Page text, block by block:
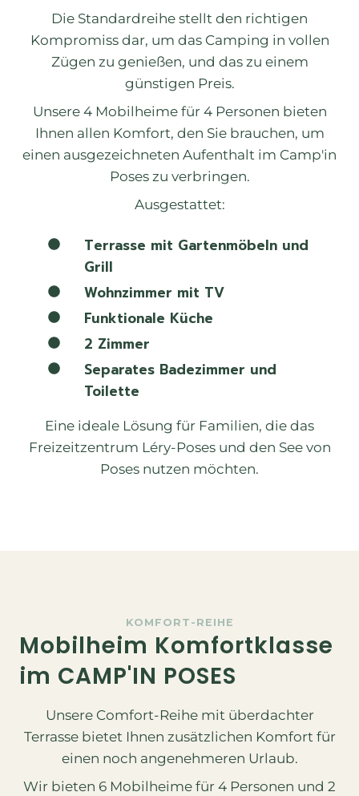
Die Standardreihe stellt den richtigen
Kompromiss dar, um das Camping in vollen
Zügen zu genießen, und das zu einem
günstigen Preis.
Unsere 4 Mobilheime für 4 Personen bieten
Ihnen allen Komfort, den Sie brauchen, um
einen ausgezeichneten Aufenthalt im Camp'in
Poses zu verbringen.
Ausgestattet:
Terrasse mit Gartenmöbeln und
Grill
Wohnzimmer mit TV
Funktionale Küche
2 Zimmer
Separates Badezimmer und
Toilette
Eine ideale Lösung für Familien, die das
Freizeitzentrum Léry-Poses und den See von
Poses nutzen möchten.
KOMFORT-REIHE
Mobilheim Komfortklasse
im CAMP'IN POSES
Unsere Comfort-Reihe mit überdachter
Terrasse bietet Ihnen zusätzlichen Komfort für
einen noch angenehmeren Urlaub.
Wir bieten 6 Mobilheime für 4 Personen und 2